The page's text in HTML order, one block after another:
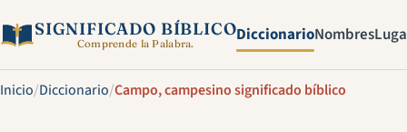
SIGNIFICADO BÍBLICO
Comprende la Palabra. DiccionarioNombres
Inicio/Diccionario/Campo, campesino significado bíblico